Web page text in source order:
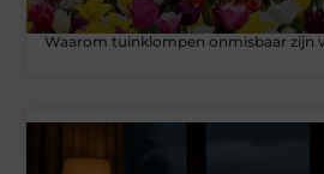
Waarom tuinklompen onmisbaar zijn